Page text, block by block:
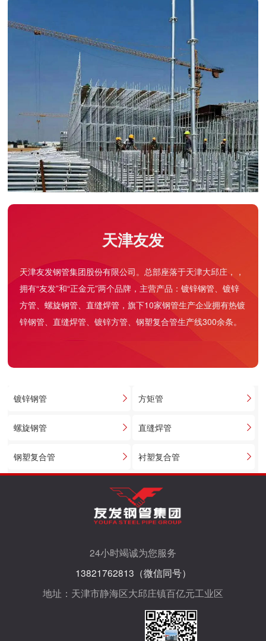
在管材行业竞争日趋激烈的当下，生产基地的全域布
局成为企业抢占市场、保障供货的核心竞争力。天津友
天津友发
天津友发钢管集团股份有限公司。总部座落于天津大邱庄，，
拥有“友发”和“正金元”两个品牌，主营产品：镀锌钢管、镀锌
方管、螺旋钢管、直缝焊管 ，旗下10家钢管生产企业拥有热镀
锌钢管、直缝焊管、镀锌方管、钢塑复合管生产线300余条。
镀锌钢管 方矩管
螺旋钢管 直缝焊管
钢塑复合管 衬塑复合管
24小时竭诚为您服务
13821762813（微信同号）
地址：天津市静海区大邱庄镇百亿元工业区